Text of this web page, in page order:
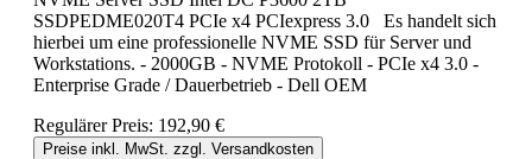
SSDPEDME020T4 PCIe x4 PCIexpress 3.0 Es handelt sich
hierbei um eine professionelle NVME SSD für Server und
Workstations. - 2000GB - NVME Protokoll - PCIe x4 3.0 -
Enterprise Grade / Dauerbetrieb - Dell OEM
Regulärer Preis: 192,90 €
Preise inkl. MwSt. zzgl. Versandkosten